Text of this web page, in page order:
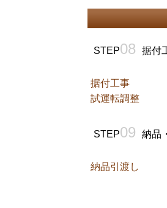
STEP08 据付
据付工事
試運転調整
STEP09 納品
納品引渡し